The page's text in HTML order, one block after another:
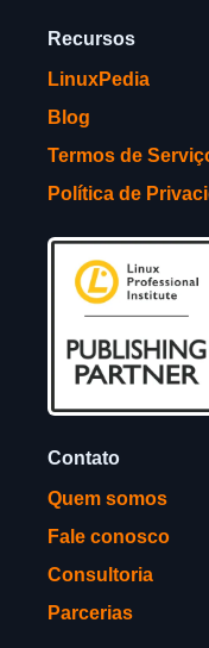
Recursos
LinuxPedia
Blog
Termos de
Política de
Contato
Quem somos
Fale conosco
Consultoria
Parcerias